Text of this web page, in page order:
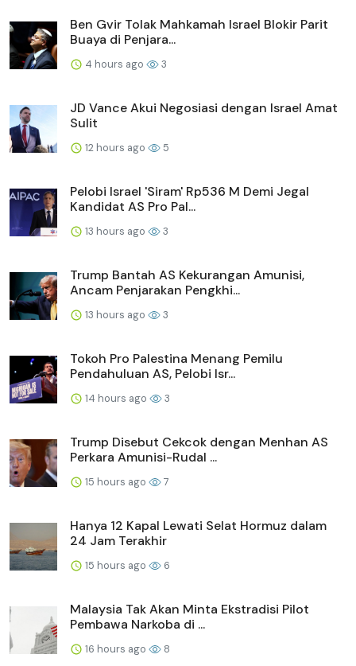
Ben Gvir Tolak Mahkamah Israel Blokir Parit
Buaya di Penjara...
4 hours ago 3
JD Vance Akui Negosiasi dengan Israel Amat
Sulit
12 hours ago 5
Pelobi Israel 'Siram' Rp536 M Demi Jegal
Kandidat AS Pro Pal...
13 hours ago 3
Trump Bantah AS Kekurangan Amunisi,
Ancam Penjarakan Pengkhi...
13 hours ago 3
Tokoh Pro Palestina Menang Pemilu
Pendahuluan AS, Pelobi Isr...
14 hours ago 3
Trump Disebut Cekcok dengan Menhan AS
Perkara Amunisi-Rudal ...
15 hours ago 7
Hanya 12 Kapal Lewati Selat Hormuz dalam
24 Jam Terakhir
15 hours ago 6
Malaysia Tak Akan Minta Ekstradisi Pilot
Pembawa Narkoba di ...
16 hours ago 8